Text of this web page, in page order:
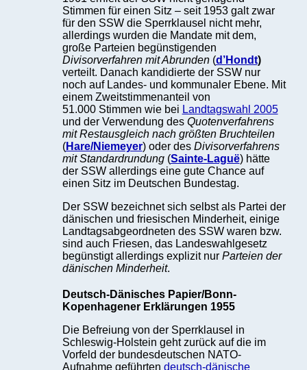
Stimmen für einen Sitz – seit 1953 galt zwar
für den SSW die Sperrklausel nicht mehr,
allerdings wurden die Mandate mit dem,
große Parteien begünstigenden
Divisorverfahren mit Abrunden(d’Hondt)
verteilt. Danach kandidierte der SSW nur
noch auf Landes- und kommunaler Ebene. Mit
einem Zweitstimmenanteil von
51.000 Stimmen wie bei Landtagswahl 2005
und der Verwendung des Quotenverfahrens
mit Restausgleich nach größten Bruchteilen
(Hare/Niemeyer) oder des Divisorverfahrens
mit Standardrundung(Sainte-Laguë) hätte
der SSW allerdings eine gute Chance auf
einen Sitz im Deutschen Bundestag.
Der SSW bezeichnet sich selbst als Partei der
dänischen und friesischen Minderheit, einige
Landtagsabgeordneten des SSW waren bzw.
sind auch Friesen, das Landeswahlgesetz
begünstigt allerdings explizit nur Parteien der
dänischen Minderheit.
Deutsch-Dänisches Papier/Bonn-
Kopenhagener Erklärungen 1955
Die Befreiung von der Sperrklausel in
Schleswig-Holstein geht zurück auf die im
Vorfeld der bundesdeutschen NATO-
Aufnahme geführten deutsch-dänische